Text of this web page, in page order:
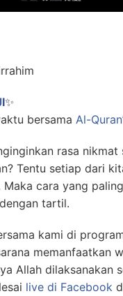
✨
bersama Al-Quran
rasa nikmat
Tentu setiap dari
Maka cara yang
tartil.
kami di
memanfaatkan
Allah dilaksanakan
live di Facebook